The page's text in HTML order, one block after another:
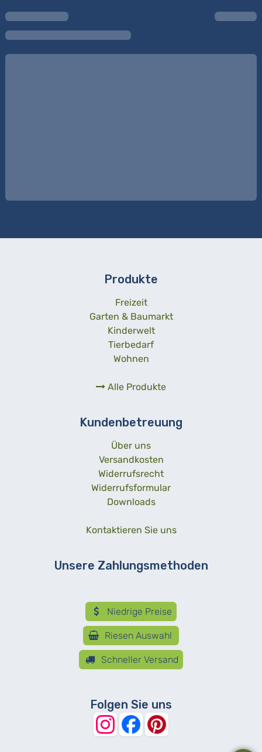
Produkte
Freizeit
Garten & Baumarkt
Kinderwelt
Tierbedarf
Wohnen
Alle Produkte
Kundenbetreuung
Über uns
Versandkosten
Widerrufsrecht
Widerrufsformular
Downloads
Kontaktieren Sie uns
Unsere Zahlungsmethoden
Niedrige Preise
Riesen Auswahl
Schneller Versand
Folgen Sie uns